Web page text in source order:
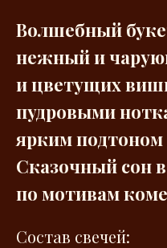
Волшебный
нежный и
и цветущих
пудровыми
ярким подтоном
Сказочный сон
по мотивам
Состав свечей: